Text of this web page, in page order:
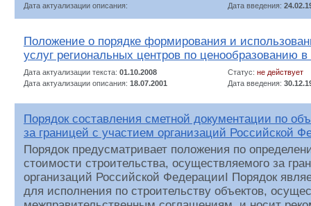
Дата актуализации описания:
Дата введения:
Положение о порядке формирования и
услуг региональных центров по ценообразованию в
Дата актуализации текста: 01.10.2008 Статус: не действует
Дата актуализации описания: 18.07.2001 Дата введения:
Порядок составления сметной документации по
за границей с участием организаций Российской
Порядок предусматривает положения по
стоимости строительства, осуществляемого за
организаций Российской ФедерацииI Порядок
для исполнения по строительству объектов,